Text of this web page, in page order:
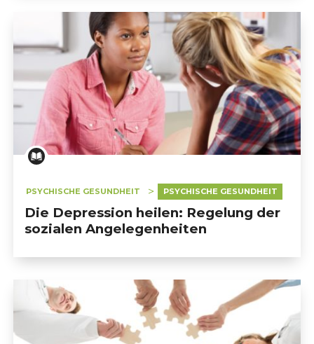
PSYCHISCHE GESUNDHEIT PSYCHISCHE GESUNDHEIT
Die Depression heilen: Regelung der
sozialen Angelegenheiten